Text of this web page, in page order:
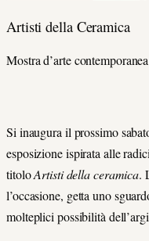
Artisti della Ceramica
Mostra d’arte
Si inaugura il prossimo
esposizione ispirata alle
titoloArtisti della ceramica.
l’occasione, getta uno
molteplici possibilità